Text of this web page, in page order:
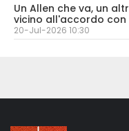
Un Allen che va, un
vicino all'accordo con
20-Jul-2026 10:30